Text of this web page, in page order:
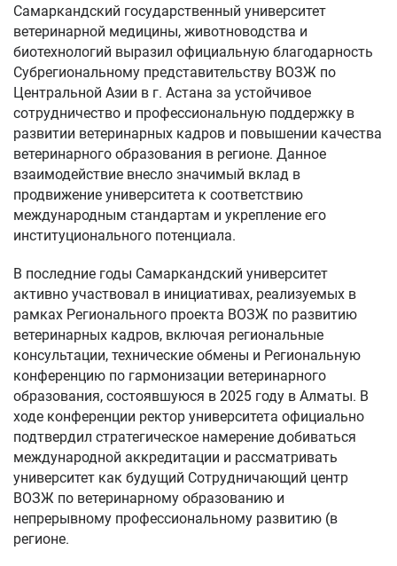
Самаркандский государственный университет
ветеринарной медицины, животноводства и
биотехнологий выразил официальную благодарность
Субрегиональному представительству ВОЗЖ по
Центральной Азии в г. Астана за устойчивое
сотрудничество и профессиональную поддержку в
развитии ветеринарных кадров и повышении качества
ветеринарного образования в регионе. Данное
взаимодействие внесло значимый вклад в
продвижение университета к соответствию
международным стандартам и укрепление его
институционального потенциала.
В последние годы Самаркандский университет
активно участвовал в инициативах, реализуемых в
рамках Регионального проекта ВОЗЖ по развитию
ветеринарных кадров, включая региональные
консультации, технические обмены и Региональную
конференцию по гармонизации ветеринарного
образования, состоявшуюся в 2025 году в Алматы. В
ходе конференции ректор университета официально
подтвердил стратегическое намерение добиваться
международной аккредитации и рассматривать
университет как будущий Сотрудничающий центр
ВОЗЖ по ветеринарному образованию и
непрерывному профессиональному развитию (в
регионе.